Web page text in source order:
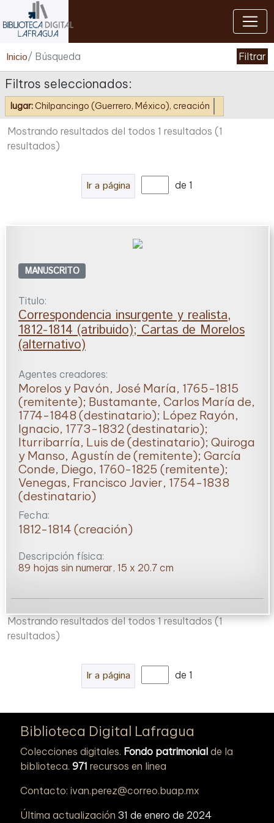
Inicio/ Búsqueda Filtrar
Cerrar
Filtros seleccionados:
lugar:Chilpancingo (Guerrero, México), creación
Mostrando resultados del todos 1 resultados (1
resultados)
Ir a página de 1
MANUSCRITO
Titulo:
Correspondencia insurgente y realista,
1812-1814 (atribuido); Cartas de Morelos
(alternativo)
Agentes creadores:
Morelos y Pavón, José María, 1765-1815
(remitente); Bustamante, Carlos María de,
1774-1848 (destinatario); López Rayón,
Ignacio, 1773-1832 (destinatario);
Iturribarría, Luis de (destinatario); Quiroga
y Manso, Agustín de (remitente); García
Conde, Diego, 1760-1825 (remitente);
Venegas, Francisco Javier, 1754-1838
(destinatario)
Fecha:
1812-1814 (creación)
Descripción física:
89 hojas sin numerar, 15 x 20.7 cm
Mostrando resultados del todos 1 resultados(1
resultados)
Ir a página de 1
Biblioteca Digital Lafragua
Colecciones digitales. Fondo patrimonial de la
biblioteca. 971 recursos en linea
Contacto: ivan.perez@correo.buap.mx
Última actualización 31 de enero de 2024